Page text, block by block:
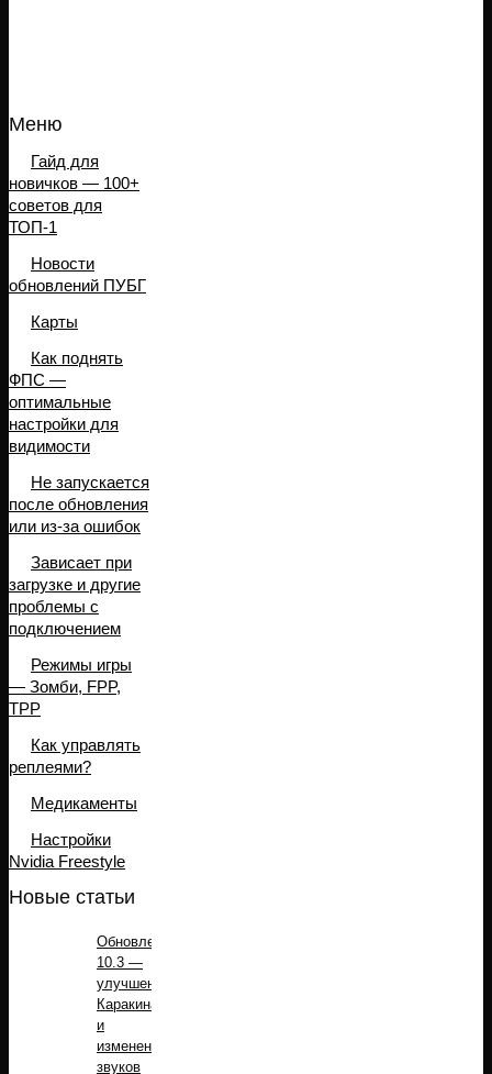
Меню
Гайд для
новичков — 100+
советов для
ТОП-1
Новости
обновлений ПУБГ
Карты
Как поднять
ФПС —
оптимальные
настройки для
видимости
Не запускается
после обновления
или из-за ошибок
Зависает при
загрузке и другие
проблемы с
подключением
Режимы игры
— Зомби, FPP,
TPP
Как управлять
реплеями?
Медикаменты
Настройки
Nvidia Freestyle
Новые статьи
Обновление
10.3 —
улучшение
Каракина
и
изменение
звуков